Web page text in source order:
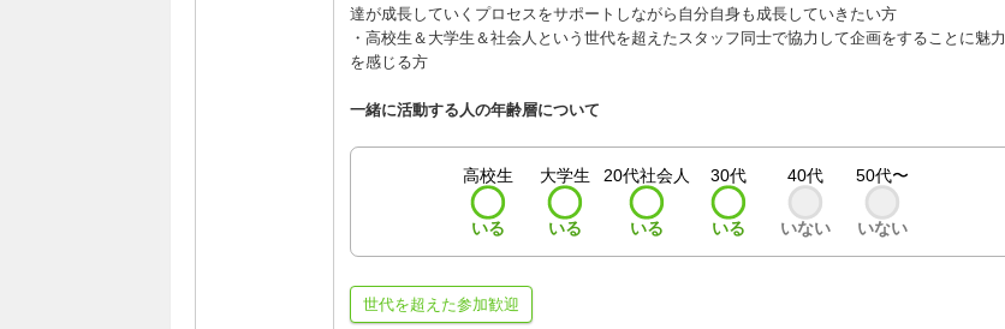
達が成長していくプロセスをサポートしながら自分自身も成長していきたい方
・高校生＆大学生＆社会人という世代を超えたスタッフ同士で協力して企画をすることに魅力
を感じる方
一緒に活動する人の年齢層について
高校生
いる
大学生
いる
20代社会人
いる
30代
いる
40代
いない
50代〜
いない
世代を超えた参加歓迎